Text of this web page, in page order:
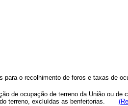
o recolhimento de foros e taxas de
de ocupação de terreno da União ou
do terreno, excluídas as benfeitorias.